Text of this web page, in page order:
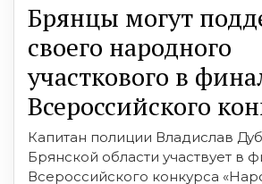
Брянцы могут
своего народного
участкового в
Всероссийского
Капитан полиции Владислав
Брянской области участвует в
Всероссийского конкурса